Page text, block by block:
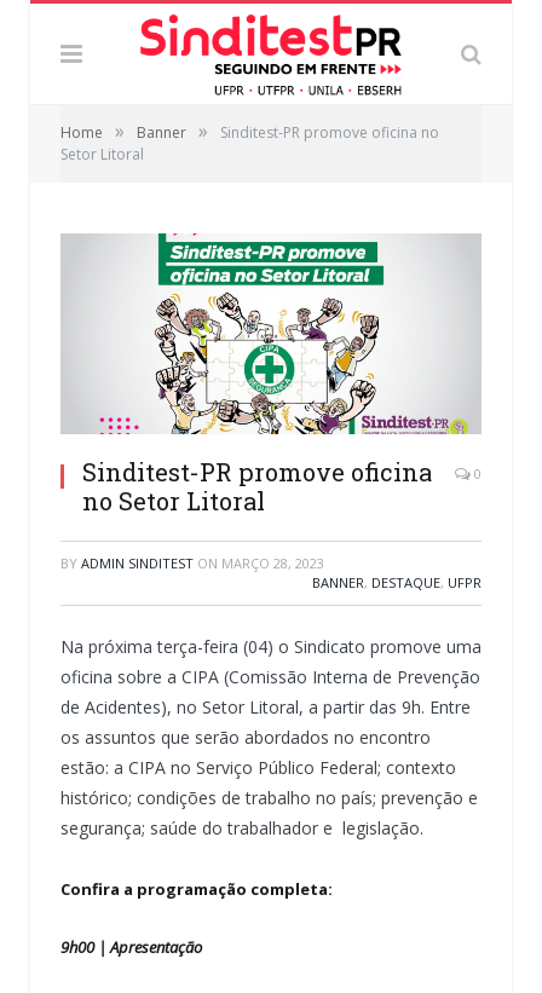
Home » Banner »
Sinditest-PR promove oficina no
Setor Litoral
Sinditest-PR promove oficina
no Setor Litoral
0
BY ADMIN SINDITEST ON MARÇO 28, 2023
BANNER, DESTAQUE, UFPR
Na próxima terça-feira (04) o Sindicato promove uma
oficina sobre a CIPA (Comissão Interna de Prevenção
de Acidentes), no Setor Litoral, a partir das 9h. Entre
os assuntos que serão abordados no encontro
estão: a CIPA no Serviço Público Federal; contexto
histórico; condições de trabalho no país; prevenção e
segurança; saúde do trabalhador e legislação.
Confira a programação completa:
9h00 | Apresentação